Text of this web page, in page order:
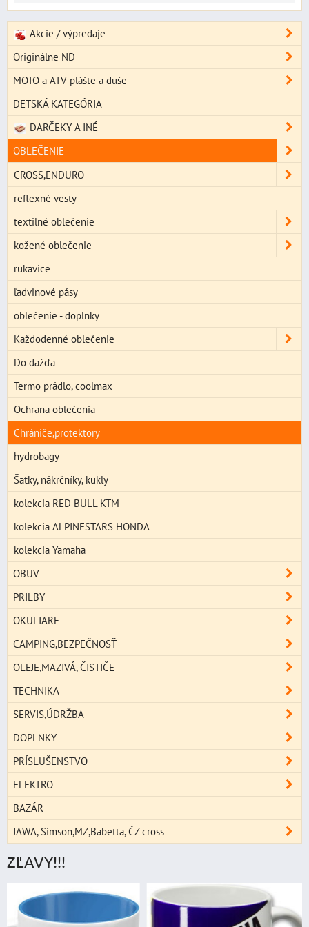
Akcie / výpredaje
Originálne ND
MOTO a ATV plášte a duše
DETSKÁ KATEGÓRIA
DARČEKY A INÉ
OBLEČENIE
CROSS,ENDURO
reflexné vesty
textilné oblečenie
kožené oblečenie
rukavice
ľadvinové pásy
oblečenie - doplnky
Každodenné oblečenie
Do dažďa
Termo prádlo, coolmax
Ochrana oblečenia
Chrániče,protektory
hydrobagy
Šatky, nákrčníky, kukly
kolekcia RED BULL KTM
kolekcia ALPINESTARS HONDA
kolekcia Yamaha
OBUV
PRILBY
OKULIARE
CAMPING,BEZPEČNOSŤ
OLEJE,MAZIVÁ, ČISTIČE
TECHNIKA
SERVIS,ÚDRŽBA
DOPLNKY
PRÍSLUŠENSTVO
ELEKTRO
BAZÁR
JAWA, Simson,MZ,Babetta, ČZ cross
ZĽAVY!!!